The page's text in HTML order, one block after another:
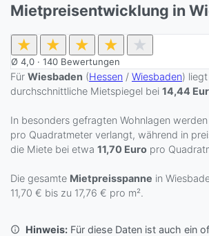
Mietpreisentwicklung in
★ ★ ★ ★ ★
Ø 4,0 · 140 Bewertungen
Für Wiesbaden (Hessen / Wiesbaden)
durchschnittliche Mietspiegel bei 14,44
In besonders gefragten Wohnlagen
pro Quadratmeter verlangt, während in
die Miete bei etwa 11,70 Euro pro
Die gesamte Mietpreisspanne in
11,70 € bis zu 17,76 € pro m².
Hinweis: Für diese Daten ist auch ein